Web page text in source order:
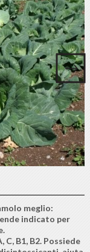
meglio:
indicato per
B1, B2. Possiede